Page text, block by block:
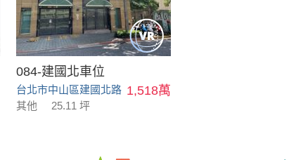
084-建國北車位
台北市中山區建國北路 1,518萬
其他 25.11 坪